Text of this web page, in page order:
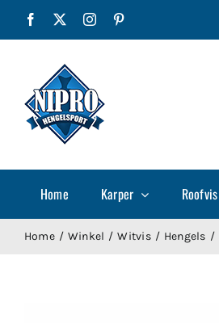
Facebook Instagram
Home Karper Roofvis
Home Winkel Witvis Hengels